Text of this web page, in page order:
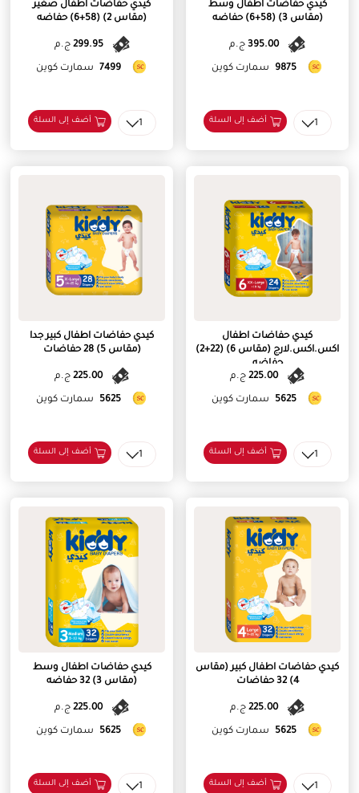
كيدي حفاضات اطفال وسط
(مقاس 3) (58+6) حفاضه
395.00 ج.م
9875 سمارت كوين
1 أضف إلى السلة
كيدي حفاضات اطفال صغير
(مقاس 2) (58+6) حفاضه
299.95 ج.م
7499 سمارت كوين
1 أضف إلى السلة
كيدي حفاضات اطفال
اكس.اكس.لارج (مقاس 6) (22+2)
حفاضه
225.00 ج.م
5625 سمارت كوين
1 أضف إلى السلة
كيدي حفاضات اطفال كبير جدا
(مقاس 5) 28 حفاضات
225.00 ج.م
5625 سمارت كوين
1 أضف إلى السلة
كيدي حفاضات اطفال كبير (مقاس
4) 32 حفاضات
225.00 ج.م
5625 سمارت كوين
1 أضف إلى السلة
كيدي حفاضات اطفال وسط
(مقاس 3) 32 حفاضه
225.00 ج.م
5625 سمارت كوين
1 أضف إلى السلة